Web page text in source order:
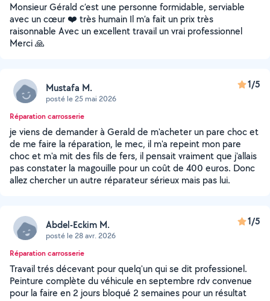
Monsieur Gérald c’est une personne formidable, serviable
avec un cœur ❤️ très humain Il m’a fait un prix très
raisonnable Avec un excellent travail un vrai professionnel
Merci 🙏
Mustafa M.
posté le 25 mai 2026
1/5
Réparation carrosserie
je viens de demander à Gerald de m'acheter un pare choc et
de me faire la réparation, le mec, il m'a repeint mon pare
choc et m'a mit des fils de fers, il pensait vraiment que j'allais
pas constater la magouille pour un coût de 400 euros. Donc
allez chercher un autre réparateur sérieux mais pas lui.
Abdel-Eckim M.
posté le 28 avr. 2026
1/5
Réparation carrosserie
Travail trés décevant pour quelq'un qui se dit professionel.
Peinture complète du véhicule en septembre rdv convenue
pour la faire en 2 jours bloqué 2 semaines pour un résultat